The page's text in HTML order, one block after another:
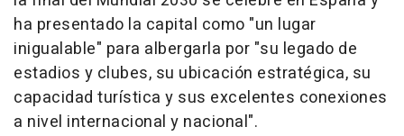
ha presentado la capital como "un lugar
inigualable" para albergarla por "su legado de
estadios y clubes, su ubicación estratégica, su
capacidad turística y sus excelentes conexiones
a nivel internacional y nacional".